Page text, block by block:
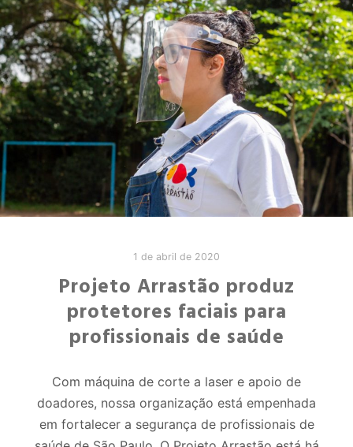
1 de abril de 2020
Projeto Arrastão produz
protetores faciais para
profissionais de saúde
Com máquina de corte a laser e apoio de
doadores, nossa organização está empenhada
em fortalecer a segurança de profissionais de